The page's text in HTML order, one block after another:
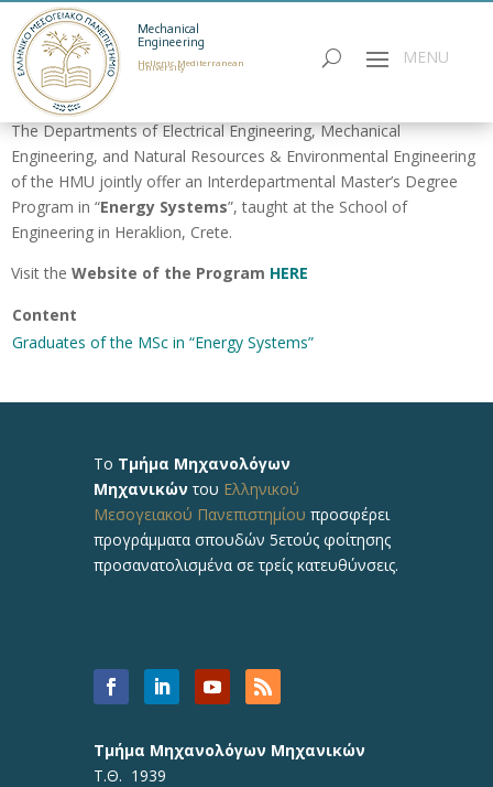
Mechanical
Engineering
Hellenic Mediterranean
University
MSc in “Energy Systems”
The Departments of Electrical Engineering, Mechanical
Engineering, and Natural Resources & Environmental Engineering
of the HMU jointly offer an Interdepartmental Master’s Degree
Program in “Energy Systems”, taught at the School of
Engineering in Heraklion, Crete.
Visit the Website of the Program HERE
Content
Graduates of the MSc in “Energy Systems”
Το Τμήμα Μηχανολόγων
Μηχανικώντου Ελληνικού
Μεσογειακού Πανεπιστημίου προσφέρει
προγράμματα σπουδών 5ετούς φοίτησης
προσανατολισμένα σε τρείς κατευθύνσεις.
Τμήμα Μηχανολόγων Μηχανικών
Τ.Θ. 1939